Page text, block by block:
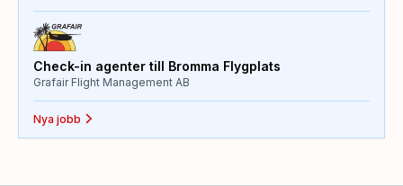
Check-in agenter till Bromma Flygplats
Grafair Flight Management AB
Nya jobb